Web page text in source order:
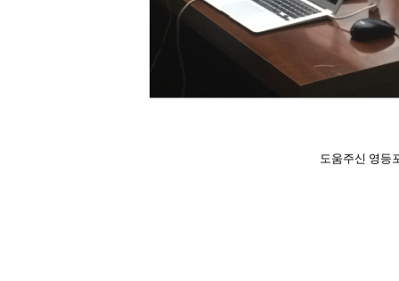
도움주신 영등